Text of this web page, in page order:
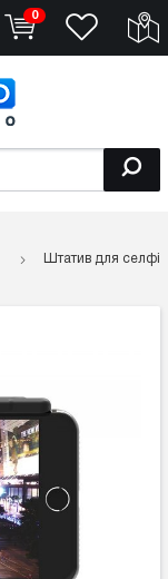
0
Штатив для селфі